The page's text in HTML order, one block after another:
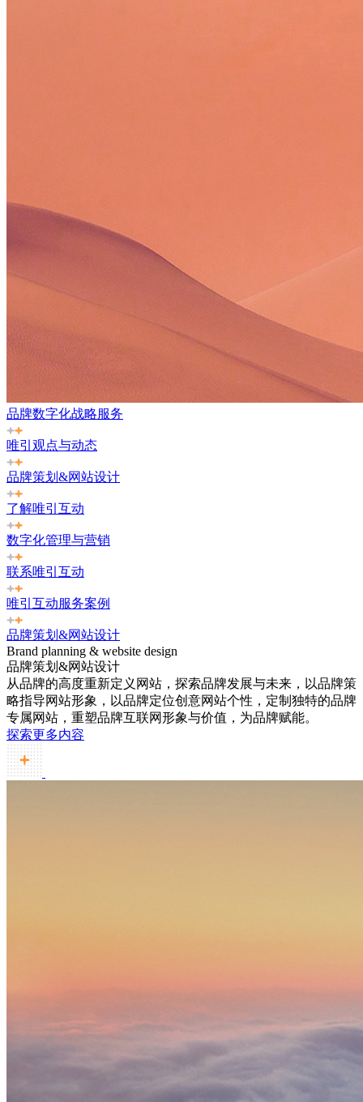
品牌数字化战略服务
唯引观点与动态
品牌策划&网站设计
了解唯引互动
数字化管理与营销
联系唯引互动
唯引互动服务案例
品牌策划&网站设计
Brand planning & website design
品牌策划&网站设计
从品牌的高度重新定义网站，探索品牌发展与未来，以品牌策
略指导网站形象，以品牌定位创意网站个性，定制独特的品牌
专属网站，重塑品牌互联网形象与价值，为品牌赋能。
探索更多内容